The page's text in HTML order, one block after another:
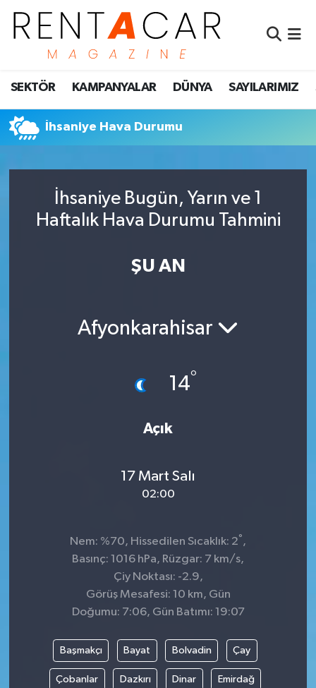
SEKTÖR KAMPANYALAR DÜNYA SAYILARIMIZ
İhsaniye Hava Durumu
İhsaniye Bugün, Yarın ve 1
Haftalık Hava Durumu Tahmini
ŞU AN
Afyonkarahisar
14°
Açık
17 Mart Salı
02:00
Nem: %70, Hissedilen Sıcaklık: 2° ,
Basınç: 1016 hPa, Rüzgar: 7 km/s,
Çiy Noktası: -2.9,
Görüş Mesafesi: 10 km, Gün
Doğumu: 7:06, Gün Batımı: 19:07
Başmakçı Bayat Bolvadin Çay
Çobanlar Dazkırı Dinar Emirdağ
İstanbul Nöbetçi Eczaneler
İstanbul Hava Durumu
İstanbul Namaz Vakitleri
Süper Lig Puan Durumu ve Fikstür
Son Dakika Haberleri